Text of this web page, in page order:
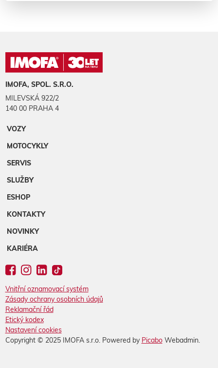
IMOFA, SPOL. S.R.O.
MILEVSKÁ 922/2
140 00 PRAHA 4
VOZY
MOTOCYKLY
SERVIS
SLUŽBY
ESHOP
KONTAKTY
NOVINKY
KARIÉRA
Vnitřní oznamovací systém
Zásady ochrany osobních údajů
Reklamační řád
Etický kodex
Nastavení cookies
Copyright © 2025 IMOFA s.r.o. Powered by PicaboWebadmin.